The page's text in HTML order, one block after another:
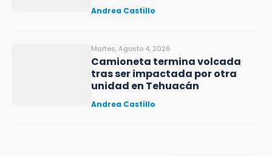
Andrea Castillo
Martes, Agosto 4, 2026
Camioneta termina volcada
tras ser impactada por otra
unidad en Tehuacán
Andrea Castillo